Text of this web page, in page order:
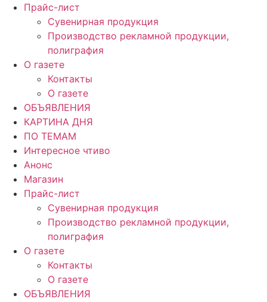
Прайс-лист
Сувенирная продукция
Производство рекламной продукции,
полиграфия
О газете
Контакты
О газете
ОБЪЯВЛЕНИЯ
КАРТИНА ДНЯ
ПО ТЕМАМ
Интересное чтиво
Анонс
Магазин
Прайс-лист
Сувенирная продукция
Производство рекламной продукции,
полиграфия
О газете
Контакты
О газете
ОБЪЯВЛЕНИЯ